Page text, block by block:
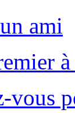
ami
vous